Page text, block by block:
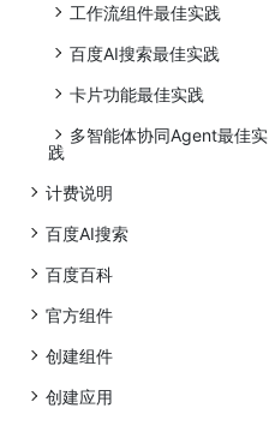
工作流组件最佳实践
百度AI搜索最佳实践
卡片功能最佳实践
多智能体协同Agent最佳实
践
计费说明
百度AI搜索
百度百科
官方组件
创建组件
创建应用